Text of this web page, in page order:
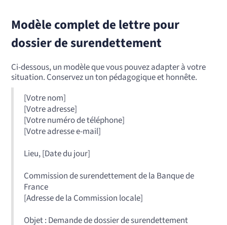
Modèle complet de lettre pour
dossier de surendettement
Ci-dessous, un modèle que vous pouvez adapter à votre
situation. Conservez un ton pédagogique et honnête.
[Votre nom]
[Votre adresse]
[Votre numéro de téléphone]
[Votre adresse e-mail]
Lieu, [Date du jour]
Commission de surendettement de la Banque de
France
[Adresse de la Commission locale]
Objet : Demande de dossier de surendettement